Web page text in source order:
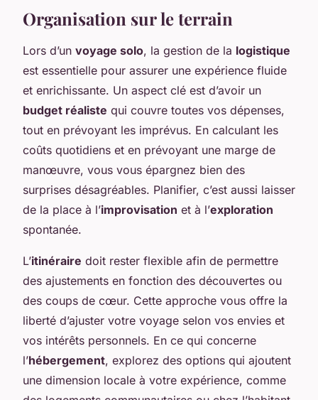
Organisation sur le terrain
Lors d’un voyage solo, la gestion de la logistique
est essentielle pour assurer une expérience fluide
et enrichissante. Un aspect clé est d’avoir un
budget réaliste qui couvre toutes vos dépenses,
tout en prévoyant les imprévus. En calculant les
coûts quotidiens et en prévoyant une marge de
manœuvre, vous vous épargnez bien des
surprises désagréables. Planifier, c’est aussi laisser
de la place à l’improvisation et à l’exploration
spontanée.
L’itinéraire doit rester flexible afin de permettre
des ajustements en fonction des découvertes ou
des coups de cœur. Cette approche vous offre la
liberté d’ajuster votre voyage selon vos envies et
vos intérêts personnels. En ce qui concerne
l’hébergement, explorez des options qui ajoutent
une dimension locale à votre expérience, comme